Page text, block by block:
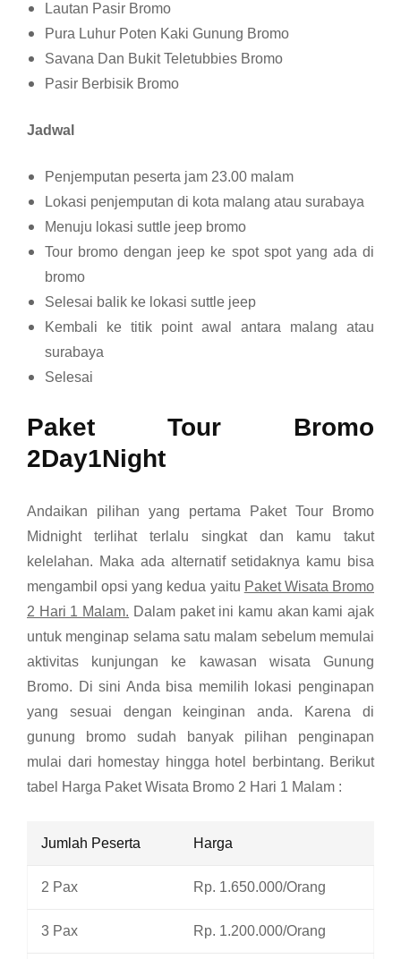
Lautan Pasir Bromo
Pura Luhur Poten Kaki Gunung Bromo
Savana Dan Bukit Teletubbies Bromo
Pasir Berbisik Bromo
Jadwal
Penjemputan peserta jam 23.00 malam
Lokasi penjemputan di kota malang atau surabaya
Menuju lokasi suttle jeep bromo
Tour bromo dengan jeep ke spot spot yang ada di
bromo
Selesai balik ke lokasi suttle jeep
Kembali ke titik point awal antara malang atau
surabaya
Selesai
Paket Tour Bromo
2Day1Night
Andaikan pilihan yang pertama Paket Tour Bromo
Midnight terlihat terlalu singkat dan kamu takut
kelelahan. Maka ada alternatif setidaknya kamu bisa
mengambil opsi yang kedua yaitu Paket Wisata Bromo
2 Hari 1 Malam. Dalam paket ini kamu akan kami ajak
untuk menginap selama satu malam sebelum memulai
aktivitas kunjungan ke kawasan wisata Gunung
Bromo. Di sini Anda bisa memilih lokasi penginapan
yang sesuai dengan keinginan anda.
Karena di
gunung bromo sudah banyak pilihan penginapan
mulai dari homestay hingga hotel berbintang. Berikut
tabel Harga Paket Wisata Bromo 2 Hari 1 Malam :
Jumlah Peserta Harga
2 Pax Rp. 1.650.000/Orang
3 Pax Rp. 1.200.000/Orang